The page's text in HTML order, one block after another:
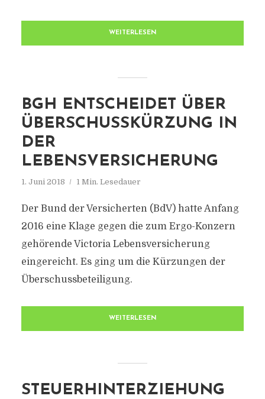
WEITERLESEN
BGH ENTSCHEIDET ÜBER
ÜBERSCHUSSKÜRZUNG IN
DER
LEBENSVERSICHERUNG
1. Juni 2018 1 Min. Lesedauer
Der Bund der Versicherten (BdV) hatte Anfang
2016 eine Klage gegen die zum Ergo-Konzern
gehörende Victoria Lebensversicherung
eingereicht. Es ging um die Kürzungen der
Überschussbeteiligung.
WEITERLESEN
STEUERHINTERZIEHUNG